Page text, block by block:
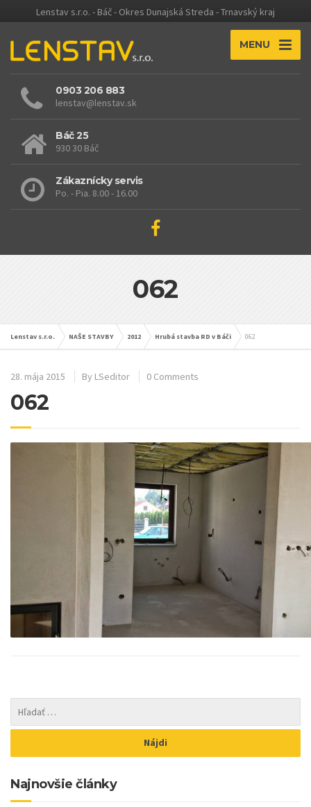
Lenstav s.r.o. - Báč - Okres Dunajská Streda - Trnavský kraj
MENU
0903 206 883
lenstav@lenstav.sk
Báč 25
930 30 Báč
Zákaznícky servis
Po. - Pia. 8.00 - 16.00
062
Lenstav s.r.o. NAŠE STAVBY 2012 Hrubá stavba RD v Báči 062
28. mája 2015 By LSeditor 0 Comments
062
Najnovšie články